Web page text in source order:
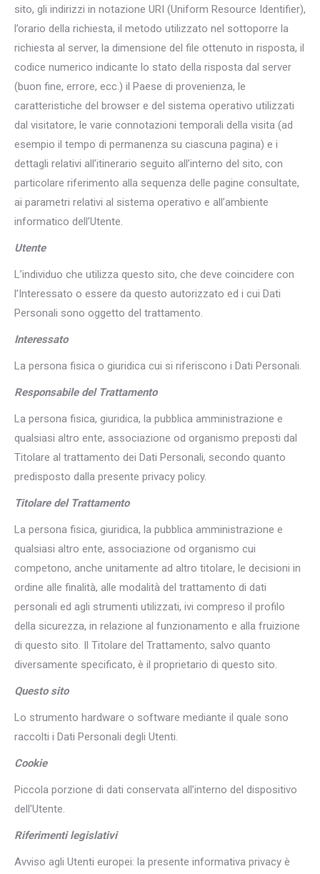
sito, gli indirizzi in notazione URI (Uniform Resource Identifier),
l’orario della richiesta, il metodo utilizzato nel sottoporre la
richiesta al server, la dimensione del file ottenuto in risposta, il
codice numerico indicante lo stato della risposta dal server
(buon fine, errore, ecc.) il Paese di provenienza, le
caratteristiche del browser e del sistema operativo utilizzati
dal visitatore, le varie connotazioni temporali della visita (ad
esempio il tempo di permanenza su ciascuna pagina) e i
dettagli relativi all’itinerario seguito all’interno del sito, con
particolare riferimento alla sequenza delle pagine consultate,
ai parametri relativi al sistema operativo e all’ambiente
informatico dell’Utente.
Utente
L’individuo che utilizza questo sito, che deve coincidere con
l’Interessato o essere da questo autorizzato ed i cui Dati
Personali sono oggetto del trattamento.
Interessato
La persona fisica o giuridica cui si riferiscono i Dati Personali.
Responsabile del Trattamento
La persona fisica, giuridica, la pubblica amministrazione e
qualsiasi altro ente, associazione od organismo preposti dal
Titolare al trattamento dei Dati Personali, secondo quanto
predisposto dalla presente privacy policy.
Titolare del Trattamento
La persona fisica, giuridica, la pubblica amministrazione e
qualsiasi altro ente, associazione od organismo cui
competono, anche unitamente ad altro titolare, le decisioni in
ordine alle finalità, alle modalità del trattamento di dati
personali ed agli strumenti utilizzati, ivi compreso il profilo
della sicurezza, in relazione al funzionamento e alla fruizione
di questo sito. Il Titolare del Trattamento, salvo quanto
diversamente specificato, è il proprietario di questo sito.
Questo sito
Lo strumento hardware o software mediante il quale sono
raccolti i Dati Personali degli Utenti.
Cookie
Piccola porzione di dati conservata all’interno del dispositivo
dell’Utente.
Riferimenti legislativi
Avviso agli Utenti europei: la presente informativa privacy è